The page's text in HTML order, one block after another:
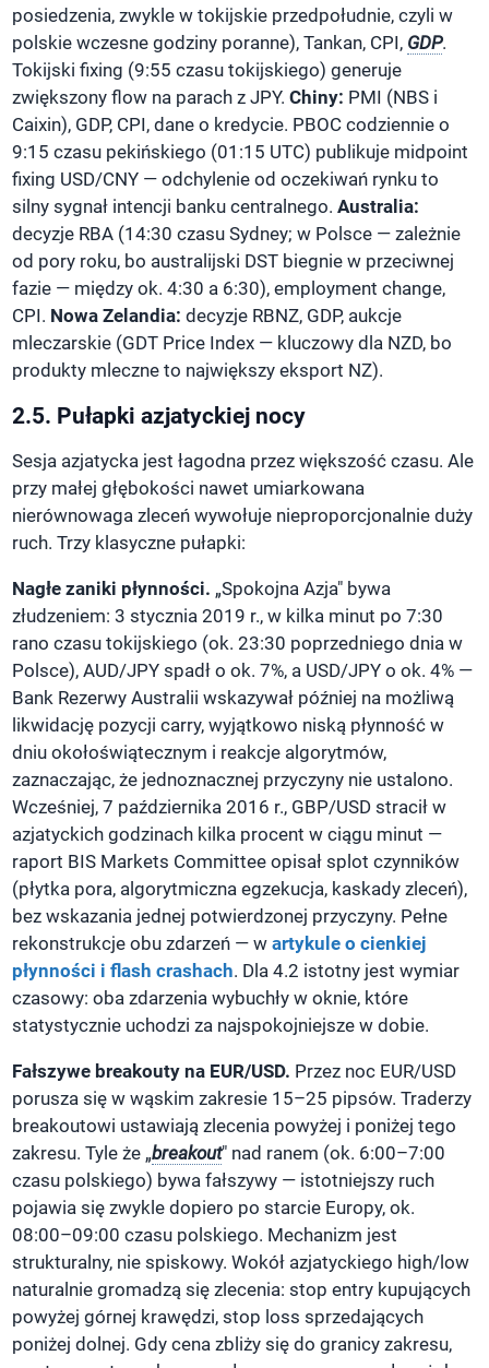
posiedzenia, zwykle w tokijskie przedpołudnie, czyli w
polskie wczesne godziny poranne), Tankan, CPI, GDP.
Tokijski fixing (9:55 czasu tokijskiego) generuje
zwiększony flow na parach z JPY.Chiny: PMI (NBS i
Caixin), GDP, CPI, dane o kredycie. PBOC codziennie o
9:15 czasu pekińskiego (01:15 UTC) publikuje midpoint
fixing USD/CNY — odchylenie od oczekiwań rynku to
silny sygnał intencji banku centralnego.Australia:
decyzje RBA (14:30 czasu Sydney; w Polsce — zależnie
od pory roku, bo australijski DST biegnie w przeciwnej
fazie — między ok. 4:30 a 6:30), employment change,
CPI. Nowa Zelandia: decyzje RBNZ, GDP, aukcje
mleczarskie (GDT Price Index — kluczowy dla NZD, bo
produkty mleczne to największy eksport NZ).
2.5. Pułapki azjatyckiej nocy
Sesja azjatycka jest łagodna przez większość czasu. Ale
przy małej głębokości nawet umiarkowana
nierównowaga zleceń wywołuje nieproporcjonalnie duży
ruch. Trzy klasyczne pułapki:
Nagłe zaniki płynności. „Spokojna Azja" bywa
złudzeniem: 3 stycznia 2019 r., w kilka minut po 7:30
rano czasu tokijskiego (ok. 23:30 poprzedniego dnia w
Polsce), AUD/JPY spadł o ok. 7%, a USD/JPY o ok. 4% —
Bank Rezerwy Australii wskazywał później na możliwą
likwidację pozycji carry, wyjątkowo niską płynność w
dniu okołoświątecznym i reakcje algorytmów,
zaznaczając, że jednoznacznej przyczyny nie ustalono.
Wcześniej,7 października 2016 r., GBP/USD stracił w
azjatyckich godzinach kilka procent w ciągu minut —
raport BIS Markets Committee opisał splot czynników
(płytka pora, algorytmiczna egzekucja, kaskady zleceń),
bez wskazania jednej potwierdzonej przyczyny. Pełne
rekonstrukcje obu zdarzeń — wartykule o cienkiej
płynności i flash crashach. Dla 4.2 istotny jest wymiar
czasowy: oba zdarzenia wybuchły w oknie, które
statystycznie uchodzi za najspokojniejsze w dobie.
Fałszywe breakouty na EUR/USD. Przez noc EUR/USD
porusza się w wąskim zakresie 15–25 pipsów. Traderzy
breakoutowi ustawiają zlecenia powyżej i poniżej tego
zakresu. Tyle że „breakout" nad ranem (ok. 6:00–7:00
czasu polskiego) bywa fałszywy — istotniejszy ruch
pojawia się zwykle dopiero po starcie Europy, ok.
08:00–09:00 czasu polskiego. Mechanizm jest
strukturalny, nie spiskowy. Wokół azjatyckiego high/low
naturalnie gromadzą się zlecenia: stop entry kupujących
powyżej górnej krawędzi, stop loss sprzedających
poniżej dolnej. Gdy cena zbliży się do granicy zakresu,